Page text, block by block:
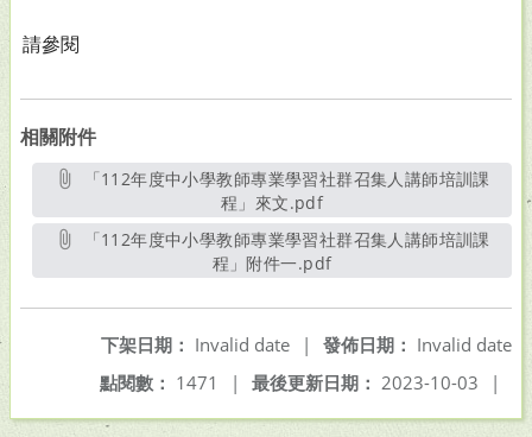
請參閱
相關附件
程」來文.pdf另開新視窗
程」附件一.pdf另開新視窗
發佈日期： Invalid date
下架日期： Invalid date
|
最後更新日期： 2023-10-03 |
點閱數： 1471 |